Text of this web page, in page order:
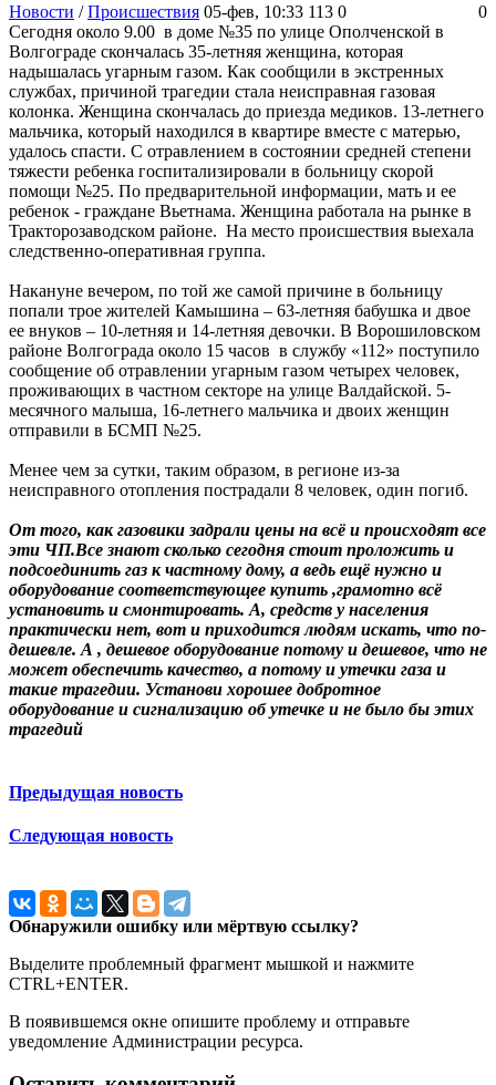
Новости /Происшествия 05-фев, 10:33 113 0
0
Сегодня около 9.00 в доме №35 по улице Ополченской в
Волгограде скончалась 35-летняя женщина, которая
надышалась угарным газом. Как сообщили в экстренных
службах, причиной трагедии стала неисправная газовая
колонка. Женщина скончалась до приезда медиков. 13-летнего
мальчика, который находился в квартире вместе с матерью,
удалось спасти. С отравлением в состоянии средней степени
тяжести ребенка госпитализировали в больницу скорой
помощи №25. По предварительной информации, мать и ее
ребенок - граждане Вьетнама. Женщина работала на рынке в
Тракторозаводском районе. На место происшествия выехала
следственно-оперативная группа.
Накануне вечером, по той же самой причине в больницу
попали трое жителей Камышина – 63-летняя бабушка и двое
ее внуков – 10-летняя и 14-летняя девочки. В Ворошиловском
районе Волгограда около 15 часов в службу «112» поступило
сообщение об отравлении угарным газом четырех человек,
проживающих в частном секторе на улице Валдайской. 5-
месячного малыша, 16-летнего мальчика и двоих женщин
отправили в БСМП №25.
Менее чем за сутки, таким образом, в регионе из-за
неисправного отопления пострадали 8 человек, один погиб.
От того, как газовики задрали цены на всё и происходят все
эти ЧП.Все знают сколько сегодня стоит проложить и
подсоединить газ к частному дому, а ведь ещё нужно и
оборудование соответствующее купить ,грамотно всё
установить и смонтировать. А, средств у населения
практически нет, вот и приходится людям искать, что по-
дешевле. А , дешевое оборудование потому и дешевое, что не
может обеспечить качество, а потому и утечки газа и
такие трагедии. Установи хорошее добротное
оборудование и сигнализацию об утечке и не было бы этих
трагедий
Предыдущая новость
Следующая новость
Обнаружили ошибку или мёртвую ссылку?
Выделите проблемный фрагмент мышкой и нажмите
CTRL+ENTER.
В появившемся окне опишите проблему и отправьте
уведомление Администрации ресурса.